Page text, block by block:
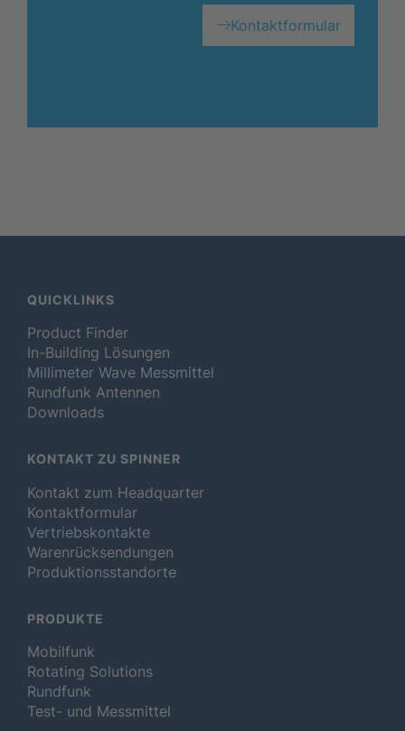
Kontaktformular
QUICKLINKS
Product Finder
In-Building Lösungen
Millimeter Wave Messmittel
Rundfunk Antennen
Downloads
KONTAKT ZU SPINNER
Kontakt zum Headquarter
Kontaktformular
Vertriebskontakte
Warenrücksendungen
Produktionsstandorte
PRODUKTE
Mobilfunk
Rotating Solutions
Rundfunk
Test- und Messmittel